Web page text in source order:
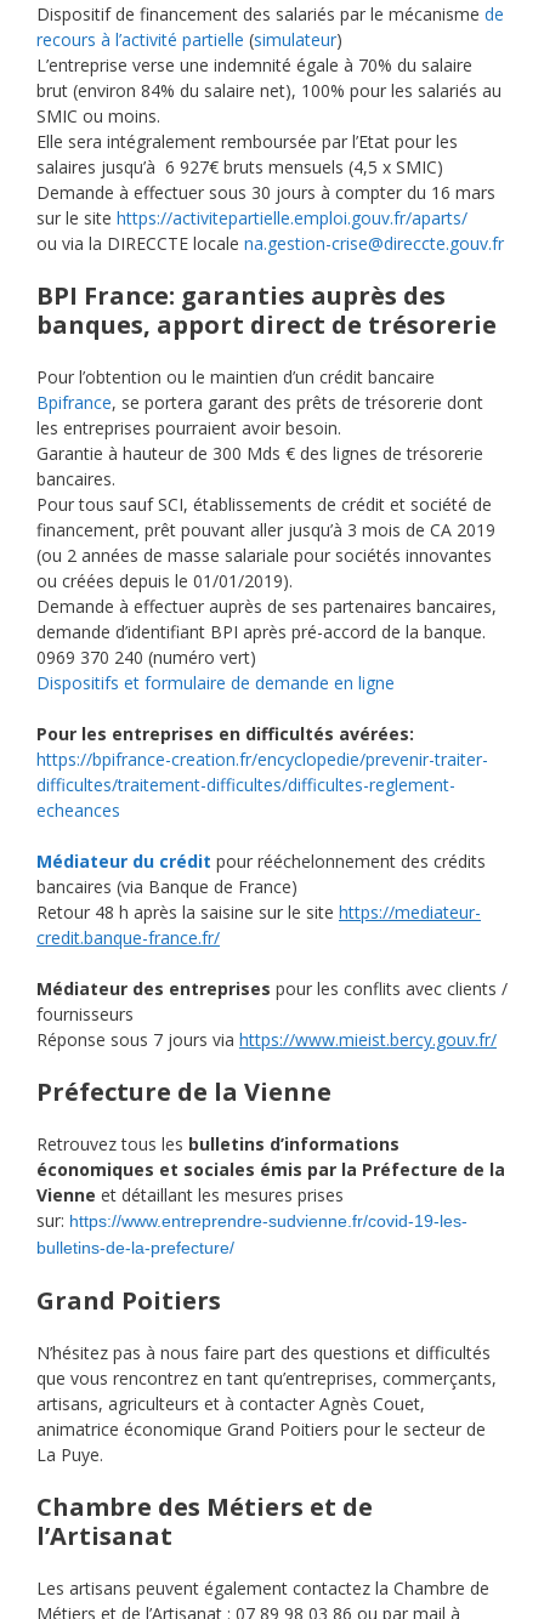
Dispositif de financement des salariés par le mécanisme de
recours à l’activité partielle (simulateur)
L’entreprise verse une indemnité égale à 70% du salaire
brut (environ 84% du salaire net), 100% pour les salariés au
SMIC ou moins.
Elle sera intégralement remboursée par l’Etat pour les
salaires jusqu’à 6 927€ bruts mensuels (4,5 x SMIC)
Demande à effectuer sous 30 jours à compter du 16 mars
sur le site https://activitepartielle.emploi.gouv.fr/aparts/
ou via la DIRECCTE locale na.gestion-crise@direccte.gouv.fr
BPI France: garanties auprès des
banques, apport direct de trésorerie
Pour l’obtention ou le maintien d’un crédit bancaire
Bpifrance, se portera garant des prêts de trésorerie dont
les entreprises pourraient avoir besoin.
Garantie à hauteur de 300 Mds € des lignes de trésorerie
bancaires.
Pour tous sauf SCI, établissements de crédit et société de
financement, prêt pouvant aller jusqu’à 3 mois de CA 2019
(ou 2 années de masse salariale pour sociétés innovantes
ou créées depuis le 01/01/2019).
Demande à effectuer auprès de ses partenaires bancaires,
demande d’identifiant BPI après pré-accord de la banque.
0969 370 240 (numéro vert)
Dispositifs et formulaire de demande en ligne
Pour les entreprises en difficultés avérées:
https://bpifrance-creation.fr/encyclopedie/prevenir-traiter-
difficultes/traitement-difficultes/difficultes-reglement-
echeances
Médiateur du crédit pour rééchelonnement des crédits
bancaires (via Banque de France)
Retour 48 h après la saisine sur le site https://mediateur-
credit.banque-france.fr/
Médiateur des entreprises pour les conflits avec clients /
fournisseurs
Réponse sous 7 jours via https://www.mieist.bercy.gouv.fr/
Préfecture de la Vienne
Retrouvez tous les bulletins d’informations
économiques et sociales émis par la Préfecture de la
Vienne et détaillant les mesures prises
sur: https://www.entreprendre-sudvienne.fr/covid-19-les-
bulletins-de-la-prefecture/
Grand Poitiers
N’hésitez pas à nous faire part des questions et difficultés
que vous rencontrez en tant qu’entreprises, commerçants,
artisans, agriculteurs et à contacter Agnès Couet,
animatrice économique Grand Poitiers pour le secteur de
La Puye.
Chambre des Métiers et de
l’Artisanat
Les artisans peuvent également contactez la Chambre de
Métiers et de l’Artisanat : 07 89 98 03 86 ou par mail à